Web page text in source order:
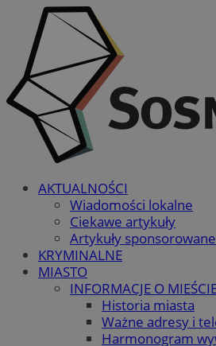
AKTUALNOŚCI
Wiadomości lokalne
Ciekawe artykuły
Artykuły sponsorowane
KRYMINALNE
MIASTO
INFORMACJE O
Historia miasta
Ważne adresy i
Harmonogram